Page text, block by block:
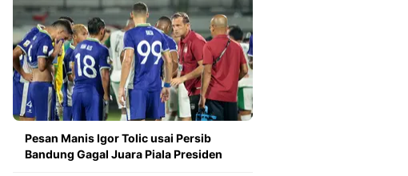
Pesan Manis Igor Tolic usai Persib
Bandung Gagal Juara Piala Presiden